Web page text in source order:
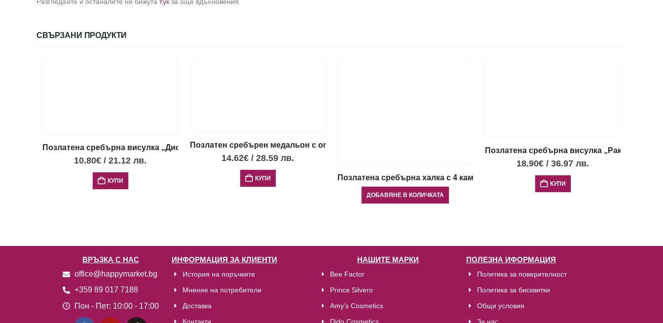
СВЪРЗАНИ ПРОДУКТИ
Позлатена сребърна висулка „Диск Фестос“ с 4 опала, XXS
10.80€ / 21.12 лв.
КУПИ
Позлатен сребърен медальон с опал и диск Фестос, XS
14.62€ / 28.59 лв.
КУПИ Позлатена сребърна халка с 4 камъка опал и детайли
ДОБАВЯНЕ В КОЛИЧКАТА
Позлатена сребърна висулка „Раковина“ с
18.90€ / 36.97 лв.
КУПИ
ВРЪЗКА С НАС
office@happymarket.bg
+359 89 017 7188
Пон - Пет: 10:00 - 17:00
ИНФОРМАЦИЯ ЗА КЛИЕНТИ
История на поръчките
Мнение на потребители
Доставка
НАШИТЕ МАРКИ
Bee Factor
Prince Silvero
Amy's Cosmetics
ПОЛЕЗНА ИФОРМАЦИЯ
Политика за поверителност
Политика за бисквитки
Общи условия